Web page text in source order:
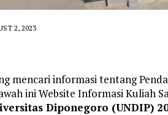
2, 2023
mencari informasi tentang
ini Website Informasi Kuliah
Diponegoro (UNDIP)